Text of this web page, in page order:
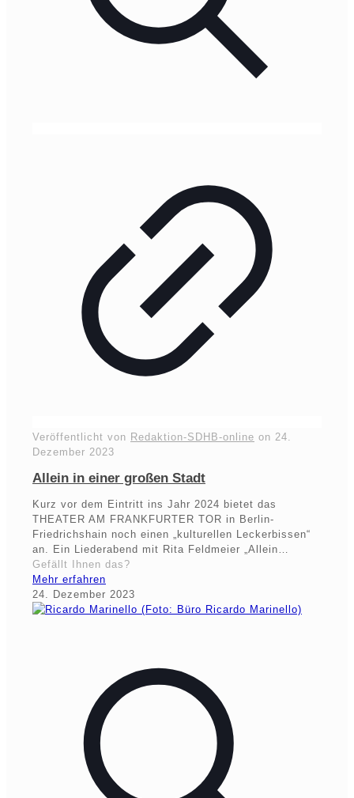
Veröffentlicht von Redaktion-SDHB-online on 24.
Dezember 2023
Allein in einer großen Stadt
Kurz vor dem Eintritt ins Jahr 2024 bietet das
THEATER AM FRANKFURTER TOR in Berlin-
Friedrichshain noch einen „kulturellen Leckerbissen“
an. Ein Liederabend mit Rita Feldmeier „Allein…
Gefällt Ihnen das?
Mehr erfahren
24. Dezember 2023